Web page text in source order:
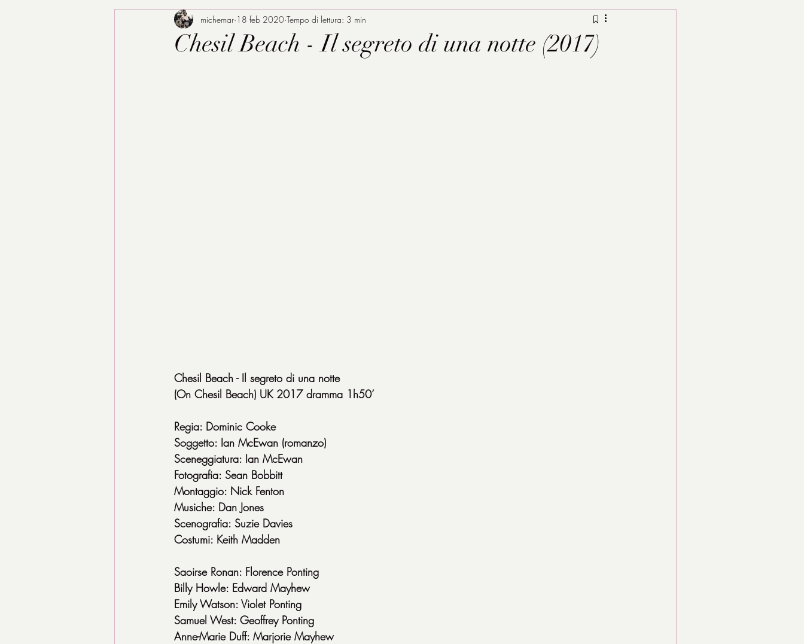
Chesil Beach - Il segreto di una notte (2017)
michemar 18 feb 2020 Tempo di lettura: 3 min
Chesil Beach - Il segreto di una notte
(On Chesil Beach) UK 2017 dramma 1h50’
Regia: Dominic Cooke
Soggetto: Ian McEwan (romanzo)
Sceneggiatura: Ian McEwan
Fotografia: Sean Bobbitt
Montaggio: Nick Fenton
Musiche: Dan Jones
Scenografia: Suzie Davies
Costumi: Keith Madden
Saoirse Ronan: Florence Ponting
Billy Howle: Edward Mayhew
Emily Watson: Violet Ponting
Samuel West: Geoffrey Ponting
Anne-Marie Duff: Marjorie Mayhew